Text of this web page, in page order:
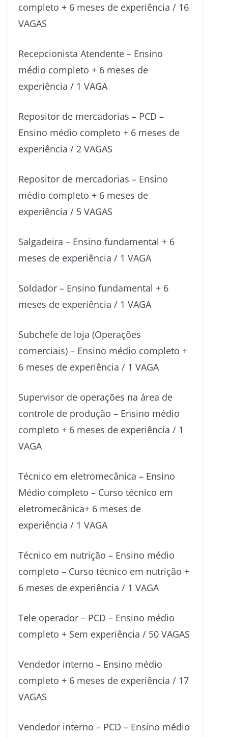
completo + 6 meses de experiência / 16
VAGAS
Recepcionista Atendente – Ensino
médio completo + 6 meses de
experiência / 1 VAGA
Repositor de mercadorias – PCD –
Ensino médio completo + 6 meses de
experiência / 2 VAGAS
Repositor de mercadorias – Ensino
médio completo + 6 meses de
experiência / 5 VAGAS
Salgadeira – Ensino fundamental + 6
meses de experiência / 1 VAGA
Soldador – Ensino fundamental + 6
meses de experiência / 1 VAGA
Subchefe de loja (Operações
comerciais) – Ensino médio completo +
6 meses de experiência / 1 VAGA
Supervisor de operações na área de
controle de produção – Ensino médio
completo + 6 meses de experiência / 1
VAGA
Técnico em eletromecânica – Ensino
Médio completo – Curso técnico em
eletromecânica+ 6 meses de
experiência / 1 VAGA
Técnico em nutrição – Ensino médio
completo – Curso técnico em nutrição +
6 meses de experiência / 1 VAGA
Tele operador – PCD – Ensino médio
completo + Sem experiência / 50 VAGAS
Vendedor interno – Ensino médio
completo + 6 meses de experiência / 17
VAGAS
Vendedor interno – PCD – Ensino médio